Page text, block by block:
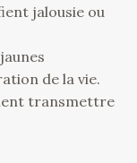
jalousie ou
de la vie.
transmettre